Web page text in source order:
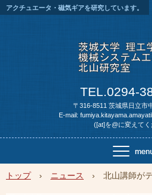
アクチュエータ・磁気ギアを研究しています。
TEL.0294-
〒316-8511 茨城県日立市
E-mail:
([at]を@に変えてく
トップ › ニュース › 北山講師が